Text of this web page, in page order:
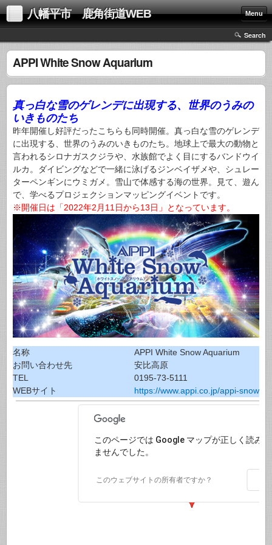
八幡平市 鹿角街道WEB Menu
Search
APPI White Snow Aquarium
真っ白な雪のゲレンデに出現する、世界のうみの
いきものたち
昨年開催し好評だったこちらも同時開催。真っ白な雪のゲレンデ
に出現する、世界のうみのいきものたち。地球上で最大の動物と
言われるシロナガスクジラや、水族館でよく目にするバンドウイ
ルカ。ダイビングなどで一緒に泳げるジンベイザメや、シュレー
ターペンギンにウミガメ。雪山で体感する海の世界。見て、遊ん
で、学べるプロジェクションマッピングイベントです。
※開催日は「2022年2月11日から13日」となっています。
名称
APPI White Snow Aquarium
お問い合わせ先
安比高原
TEL
0195-73-5111
WEBサイト
https://www.appi.co.jp/appi-snow-
このページでは Google マップが正しく読み
ませんでした。
このウェブサイトの所有者ですか？